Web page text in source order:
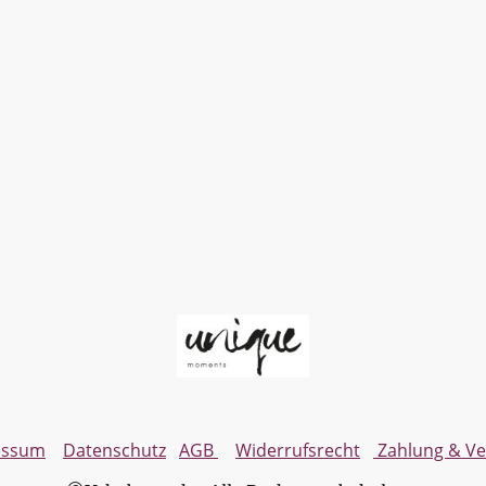
Datenschutz AGB Widerrufsrecht Zahlung &